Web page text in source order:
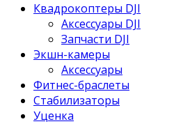
Квадрокоптеры DJI
Аксессуары DJI
Запчасти DJI
Экшн-камеры
Аксессуары
Фитнес-браслеты
Стабилизаторы
Уценка